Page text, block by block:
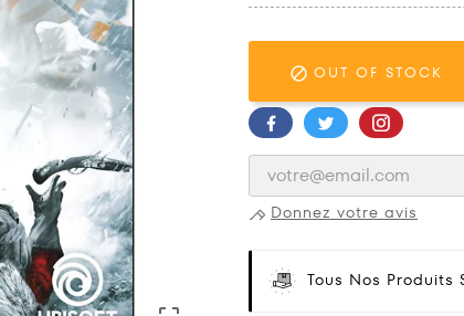
 OUT OF STOCK
Donnez votre avis
Tous Nos Produits